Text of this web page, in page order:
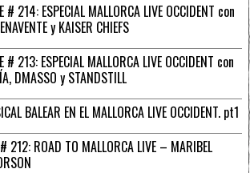
# 214: ESPECIAL MALLORCA LIVE OCCIDENT con
y KAISER CHIEFS
# 213: ESPECIAL MALLORCA LIVE OCCIDENT con
DMASSO y STANDSTILL
BALEAR EN EL MALLORCA LIVE OCCIDENT. pt1
212: ROAD TO MALLORCA LIVE – MARIBEL